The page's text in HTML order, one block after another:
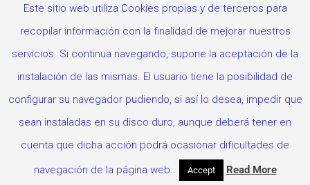
Este sitio web utiliza Cookies propias y de terceros para
recopilar información con la finalidad de mejorar nuestros
servicios. Si continua navegando, supone la aceptación de la
instalación de las mismas. El usuario tiene la posibilidad de
configurar su navegador pudiendo, si así lo desea, impedir que
sean instaladas en su disco duro, aunque deberá tener en
cuenta que dicha acción podrá ocasionar dificultades de
navegación de la página web..
Accept Read More